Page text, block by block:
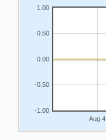
Aug 4
-1.00
-0.50
0.00
0.50
1.00